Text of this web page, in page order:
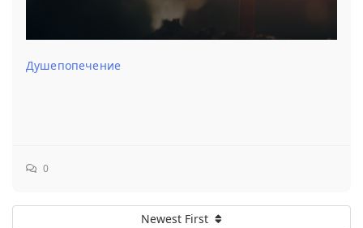
Душепопечение
0
Newest First